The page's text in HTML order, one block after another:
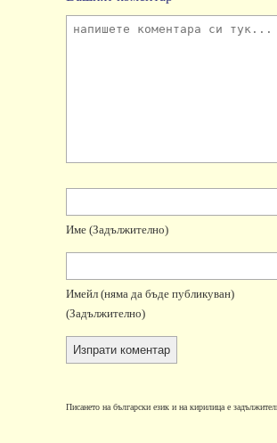
Име (задължително)
Имейл (няма да бъде публикуван)
(задължително)
Писането на български език и на кирилица е